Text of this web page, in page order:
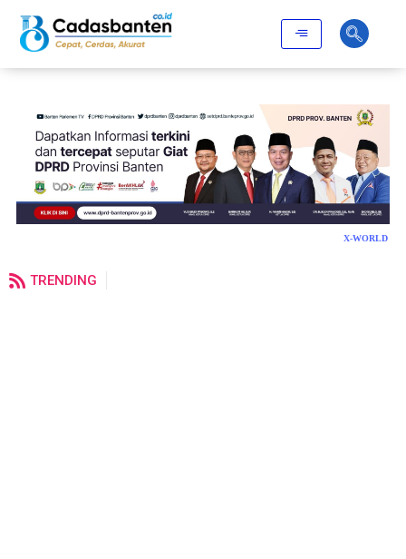
X-WORLD
TRENDING